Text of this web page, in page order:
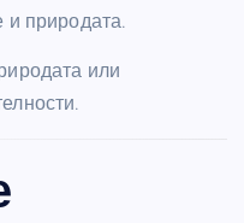
и природата.
или